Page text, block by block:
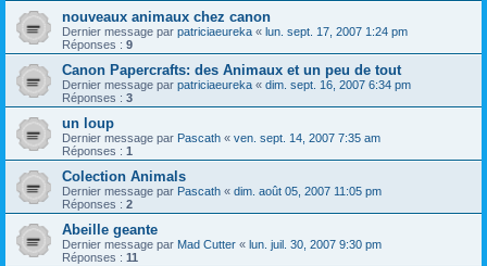
nouveaux animaux chez canon
Dernier message par patriciaeureka « lun. sept. 17, 2007 1:24 pm
Réponses : 9
Canon Papercrafts: des Animaux et un peu de tout
Dernier message par patriciaeureka « dim. sept. 16, 2007 6:34 pm
Réponses : 3
un loup
Dernier message par Pascath « ven. sept. 14, 2007 7:35 am
Réponses : 1
Colection Animals
Dernier message par Pascath « dim. août 05, 2007 11:05 pm
Réponses : 2
Abeille geante
Dernier message par Mad Cutter « lun. juil. 30, 2007 9:30 pm
Réponses : 11